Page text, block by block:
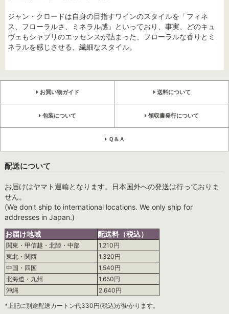
ジャン・クロードは自身の目指すワインのスタイルを「フィネ
ス、フローラルさ、ミネラル感」といっており、事実、どのキュ
ヴェもシャブリのエッセンスが詰まった、フローラルな香りとミ
ネラルを感じさせる、繊細なスタイル。
お買い物ガイド 送料について
包装について 領収書発行について
Ｑ＆Ａ
配送について
お届けはヤマト運輸となります。日本国外への発送は行っておりま
せん。
(We don't ship to international locations. We only ship for
addresses in Japan.)
お届け地域
配送料（税込）
関東・甲信越・北陸・中部
1,210円
東北・関西
1,320円
中国・四国
1,540円
北海道・九州
1,650円
沖縄
2,640円
*上記に別途配送カートン代330円(税込)が掛かります。